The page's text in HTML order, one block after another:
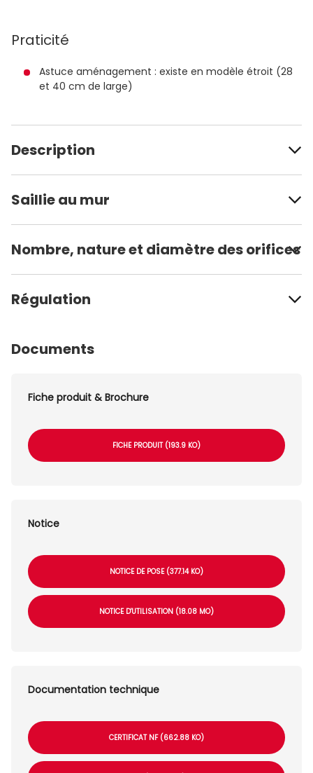
Praticité
Astuce aménagement : existe en modèle étroit (28
et 40 cm de large)
Description
Saillie au mur
Nombre, nature et diamètre des orifices
Régulation
Documents
Fiche produit & Brochure
FICHE PRODUIT (193.9 KO)
Notice
NOTICE DE POSE (377.14 KO)
NOTICE D'UTILISATION (18.08 MO)
Documentation technique
CERTIFICAT NF (662.88 KO)